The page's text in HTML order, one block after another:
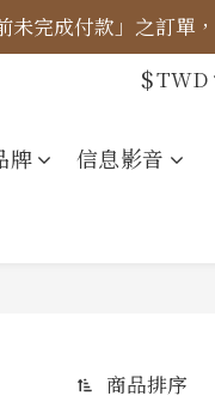
律購物車計算。
完成付款」之訂單
律購物車計算。
$TWD
牌 信息影音
商品排序